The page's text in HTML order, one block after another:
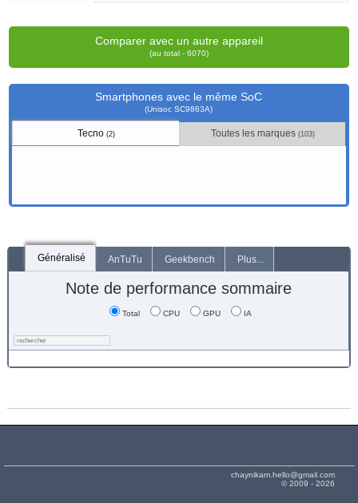
Comparer avec un autre appareil
(au total - 6070)
Smartphones avec le même SoC
(Unisoc SC9863A)
Tecno (2) Toutes les marques (103)
Généralisé AnTuTu Geekbench Plus...
Note de performance sommaire
Total CPU GPU IA
chaynikam.hello@gmail.com
© 2009 - 2026